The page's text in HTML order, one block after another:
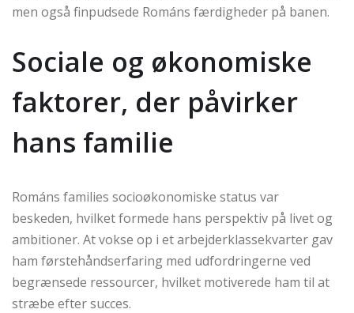
men også finpudsede Románs færdigheder på banen.
Sociale og økonomiske
faktorer, der påvirker
hans familie
Románs families socioøkonomiske status var
beskeden, hvilket formede hans perspektiv på livet og
ambitioner. At vokse op i et arbejderklassekvarter gav
ham førstehåndserfaring med udfordringerne ved
begrænsede ressourcer, hvilket motiverede ham til at
stræbe efter succes.